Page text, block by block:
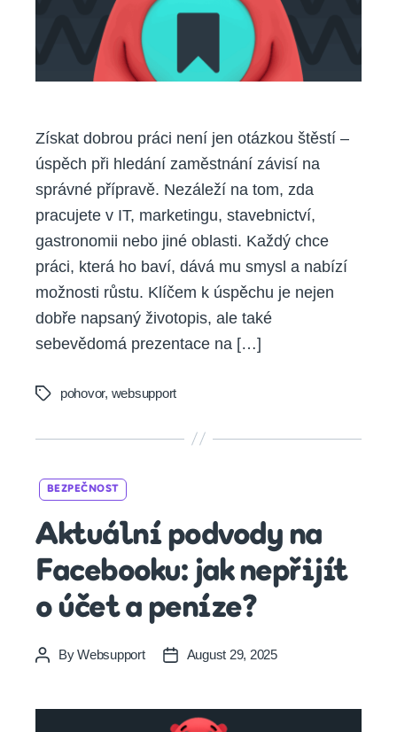
Získat dobrou práci není jen otázkou štěstí –
úspěch při hledání zaměstnání závisí na
správné přípravě. Nezáleží na tom, zda
pracujete v IT, marketingu, stavebnictví,
gastronomii nebo jiné oblasti. Každý chce
práci, která ho baví, dává mu smysl a nabízí
možnosti růstu. Klíčem k úspěchu je nejen
dobře napsaný životopis, ale také
sebevědomá prezentace na […]
Tags pohovor, websupport
BEZPEČNOST
Aktuální podvody na
Facebooku: jak nepřijít
o účet a peníze?
PostByWebsupport
PostAugust 29, 2025